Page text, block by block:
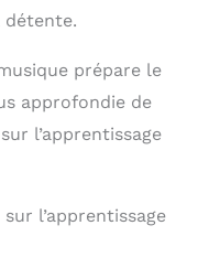
détente.
prépare le
approfondie de
l’apprentissage
l’apprentissage